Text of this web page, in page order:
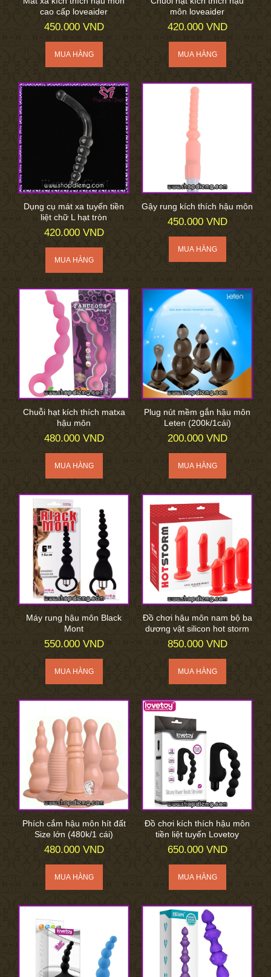
cao cấp loveaider
450.000 VND
môn loveaider
420.000 VND
Dụng cụ mát xa tuyến tiền
liệt chữ L hạt tròn
420.000 VND
Gậy rung kích thích hậu môn
450.000 VND
Chuỗi hạt kích thích matxa
hậu môn
480.000 VND
Plug nút mềm gắn hậu môn
Leten (200k/1cái)
200.000 VND
Máy rung hậu môn Black
Mont
550.000 VND
Đồ chơi hậu môn nam bộ ba
dương vật silicon hot storm
850.000 VND
Phích cắm hậu môn hít đất
Size lớn (480k/1 cái)
480.000 VND
Đồ chơi kích thích hậu môn
tiền liệt tuyến Lovetoy
650.000 VND